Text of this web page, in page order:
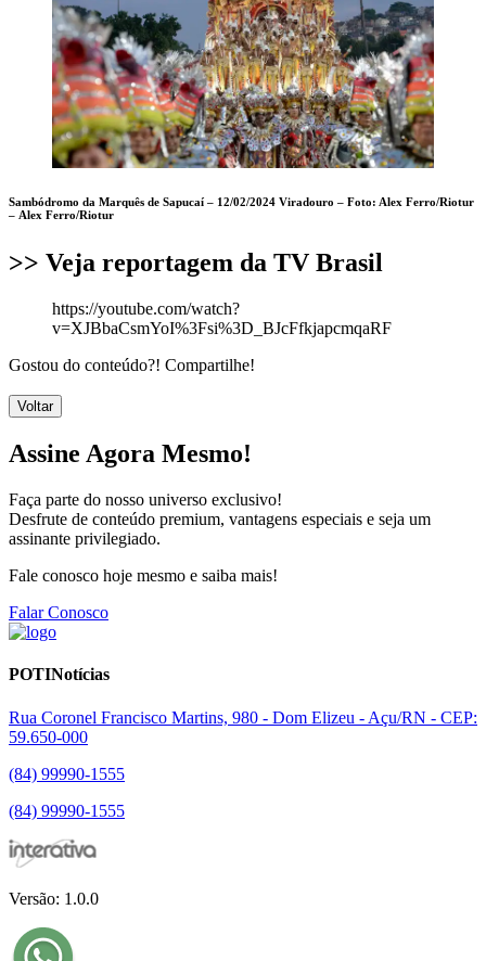
Sambódromo da Marquês de Sapucaí – 12/02/2024 Viradouro – Foto: Alex Ferro/Riotur
– Alex Ferro/Riotur
>> Veja reportagem da TV Brasil
https://youtube.com/watch?
v=XJBbaCsmYoI%3Fsi%3D_BJcFfkjapcmqaRF
Gostou do conteúdo?! Compartilhe!
Voltar
Assine Agora Mesmo!
Faça parte do nosso universo exclusivo!
Desfrute de conteúdo premium, vantagens especiais e seja um
assinante privilegiado.
Fale conosco hoje mesmo e saiba mais!
Falar Conosco
POTINotícias
Rua Coronel Francisco Martins, 980 - Dom Elizeu - Açu/RN - CEP:
59.650-000
(84) 99990-1555
(84) 99990-1555
Versão: 1.0.0